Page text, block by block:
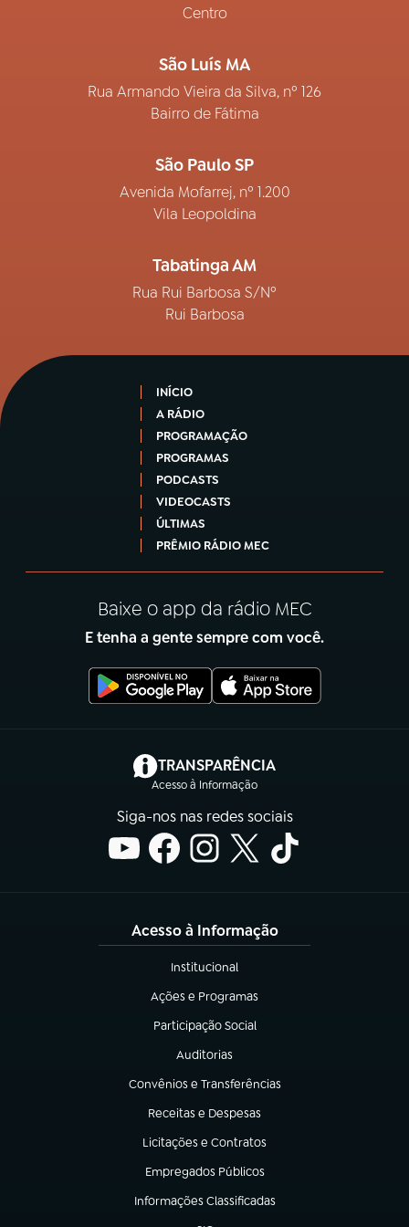
Centro
São Luís MA
Rua Armando Vieira da Silva, nº 126
Bairro de Fátima
São Paulo SP
Avenida Mofarrej, nº 1.200
Vila Leopoldina
Tabatinga AM
Rua Rui Barbosa S/Nº
Rui Barbosa
INÍCIO
A RÁDIO
PROGRAMAÇÃO
PROGRAMAS
PODCASTS
VIDEOCASTS
ÚLTIMAS
PRÊMIO RÁDIO MEC
Baixe o app da rádio MEC
E tenha a gente sempre com você.
TRANSPARÊNCIA
Acesso à Informação
(abre em nova aba)
Siga-nos nas redes sociais
Acesso à Informação
Institucional
(abre em nova aba)
Ações e Programas
(abre em nova aba)
Participação Social
(abre em nova aba)
Auditorias
(abre em nova aba)
Convênios e Transferências
(abre em nova aba)
Receitas e Despesas
(abre em nova aba)
Licitações e Contratos
(abre em nova aba)
Empregados Públicos
(abre em nova aba)
Informações Classificadas
(abre em nova aba)